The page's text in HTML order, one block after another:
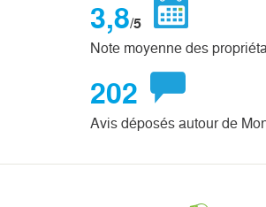
3,8/5
Note moyenne des
202
Avis déposés autour de